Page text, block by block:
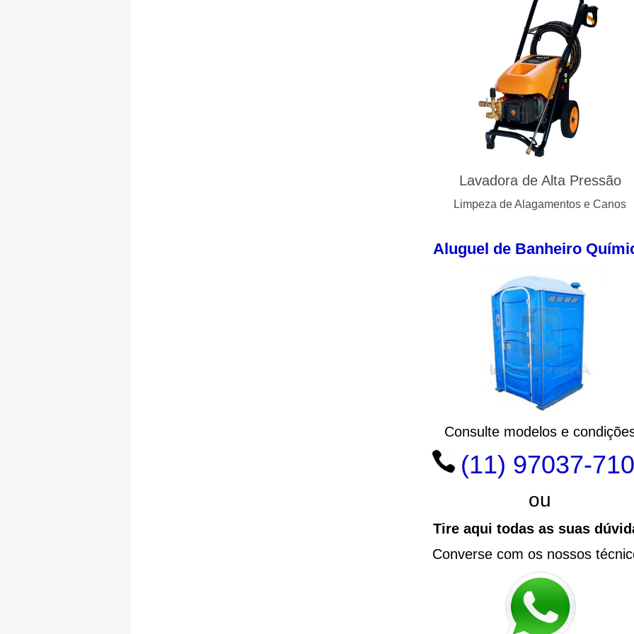
Lavadora de Alta Pressão
Limpeza de Alagamentos e Canos
Aluguel de Banheiro
Consulte modelos e
(11) 97037-
ou
Tire aqui todas as suas
Converse com os nossos